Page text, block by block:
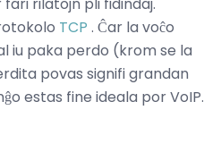
rilatojn pli fidindaj.
TCP . Ĉar la voĉo
iu paka perdo (krom se la
povas signifi grandan
estas fine ideala por VoIP.